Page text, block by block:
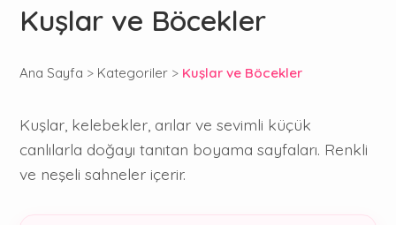
Kuşlar ve Böcekler
Ana Sayfa > Kategoriler > Kuşlar ve Böcekler
Kuşlar, kelebekler, arılar ve sevimli küçük
canlılarla doğayı tanıtan boyama sayfaları. Renkli
ve neşeli sahneler içerir.